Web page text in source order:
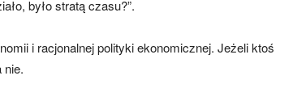
było stratą czasu?”.
i racjonalnej polityki ekonomicznej. Jeżeli ktoś
nie.